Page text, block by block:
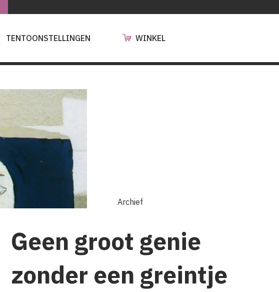
TENTOONSTELLINGEN WINKEL
Geen groot genie
zonder een greintje
Archief